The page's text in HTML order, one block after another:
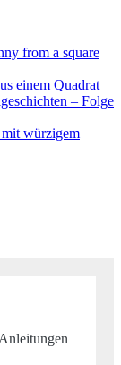
from a square
einem Quadrat
– Folge
würzigem